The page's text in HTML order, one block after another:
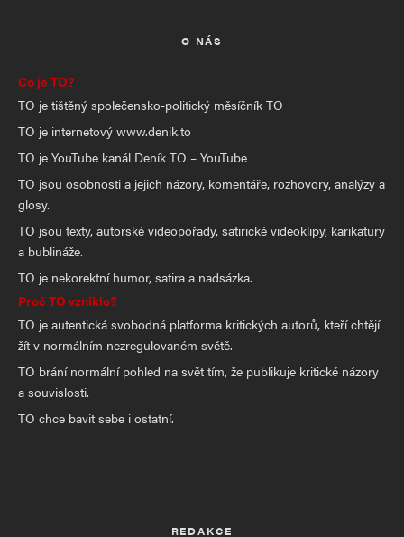
O NÁS
Co je TO?
TO je tištěný společensko-politický měsíčník TO
TO je internetový www.denik.to
TO je YouTube kanál Deník TO – YouTube
TO jsou osobnosti a jejich názory, komentáře, rozhovory, analýzy a
glosy.
TO jsou texty, autorské videopořady, satirické videoklipy, karikatury
a bublináže.
TO je nekorektní humor, satira a nadsázka.
Proč TO vzniklo?
TO je autentická svobodná platforma kritických autorů, kteří chtějí
žít v normálním nezregulovaném světě.
TO brání normální pohled na svět tím, že publikuje kritické názory
a souvislosti.
TO chce bavit sebe i ostatní.
REDAKCE